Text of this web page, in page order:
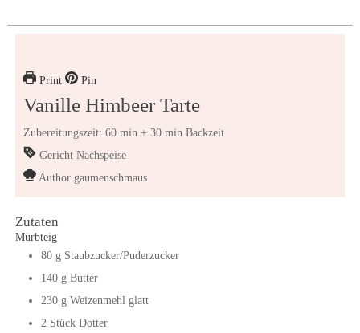
Print Pin
Vanille Himbeer Tarte
Zubereitungszeit: 60 min + 30 min Backzeit
Gericht Nachspeise
Author gaumenschmaus
Zutaten
Mürbteig
80 g Staubzucker/Puderzucker
140 g Butter
230 g Weizenmehl glatt
2 Stück Dotter